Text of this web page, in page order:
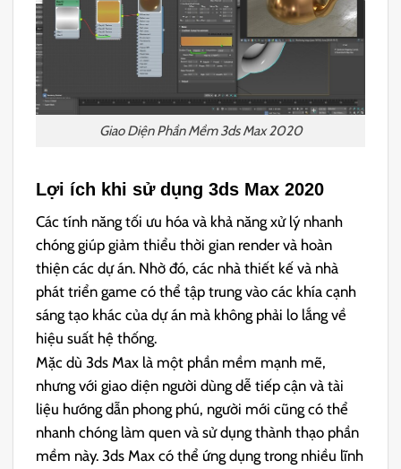
Giao Diện Phần Mềm 3ds Max 2020
Lợi ích khi sử dụng 3ds Max 2020
Các tính năng tối ưu hóa và khả năng xử lý nhanh
chóng giúp giảm thiểu thời gian render và hoàn
thiện các dự án. Nhờ đó, các nhà thiết kế và nhà
phát triển game có thể tập trung vào các khía cạnh
sáng tạo khác của dự án mà không phải lo lắng về
hiệu suất hệ thống.
Mặc dù 3ds Max là một phần mềm mạnh mẽ,
nhưng với giao diện người dùng dễ tiếp cận và tài
liệu hướng dẫn phong phú, người mới cũng có thể
nhanh chóng làm quen và sử dụng thành thạo phần
mềm này. 3ds Max có thể ứng dụng trong nhiều lĩnh